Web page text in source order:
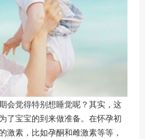
会觉得特别想睡觉呢？其实，这
了宝宝的到来做准备。在怀孕初
激素，比如孕酮和雌激素等等，